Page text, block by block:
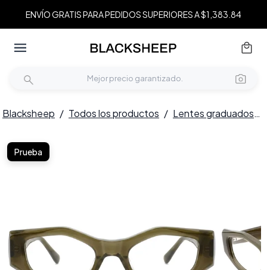
ENVÍO GRATIS PARA PEDIDOS SUPERIORES A $1,383.84
Blacksheep / Todos los productos / Lentes graduados /
Prueba